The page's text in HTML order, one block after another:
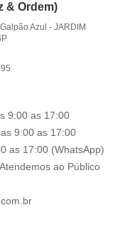
& Ordem)
Azul - JARDIM
9:00 as 17:00
9:00 as 17:00
as 17:00 (WhatsApp)
ao Público